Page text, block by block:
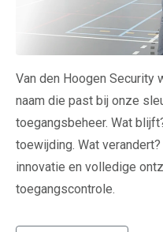
Van den Hoogen Security
naam die past bij onze
toegangsbeheer. Wat
toewijding. Wat
innovatie en volledige
toegangscontrole.